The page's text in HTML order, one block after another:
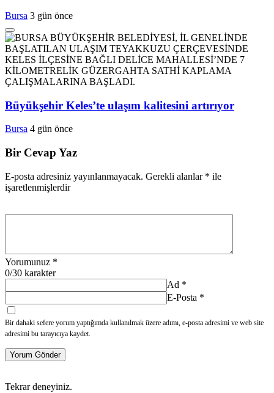
Bursa 3 gün önce
Büyükşehir Keles’te ulaşım kalitesini artırıyor
Bursa 4 gün önce
Bir Cevap Yaz
E-posta adresiniz yayınlanmayacak. Gerekli alanlar * ile
işaretlenmişlerdir
Yorumunuz *
0/30 karakter
Ad *
E-Posta *
Bir dahaki sefere yorum yaptığımda kullanılmak üzere adımı, e-posta adresimi ve web site
adresimi bu tarayıcıya kaydet.
Yorum Gönder
Tekrar deneyiniz.